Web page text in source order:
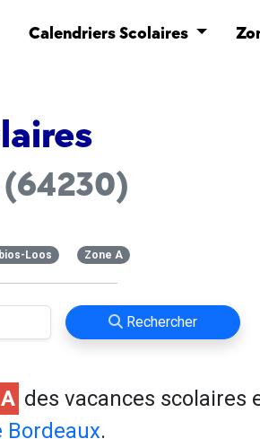
Calendriers Scolaires
(64230)
Loos Zone A
Rechercher
des vacances scolaires
Bordeaux.